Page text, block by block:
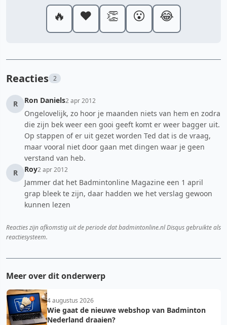
🔥 ❤️ 👏 😮 😂
Reacties 2
R Ron Daniels2 apr 2012
Ongelovelijk, zo hoor je maanden niets van hem en zodra
die zijn bek weer een gooi geeft komt er weer bagger uit.
Op stappen of er uit gezet worden Ted dat is de vraag,
maar vooral niet door gaan met dingen waar je geen
verstand van heb.
R
Roy2 apr 2012
Jammer dat het Badmintonline Magazine een 1 april
grap bleek te zijn, daar hadden we het verslag gewoon
kunnen lezen
Reacties zijn afkomstig uit de periode dat badmintonline.nl Disqus gebruikte als
reactiesysteem.
Meer over dit onderwerp
4 augustus 2026
Wie gaat de nieuwe webshop van Badminton
Nederland draaien?